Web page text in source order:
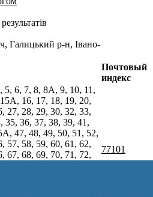
Галицький р-н, Івано-
Почтовый
индекс
5, 6, 7, 8, 8А, 9, 10, 11,
16, 17, 18, 19, 20,
27, 28, 29, 30, 32, 33,
35, 36, 37, 38, 39, 41,
47, 48, 49, 50, 51, 52,
57, 58, 59, 60, 61, 62,
67, 68, 69, 70, 71, 72,
77101